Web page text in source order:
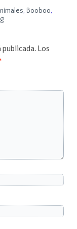
, Booboo,
Los